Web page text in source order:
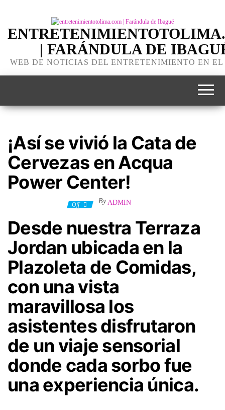
| FARÁNDULA DE
WEB DE NOTICIAS DEL ENTRETENIMIENTO EN
¡Así se vivió la Cata de
Cervezas en Acqua
Power Center!
Off By ADMIN
Desde nuestra Terraza
Jordan ubicada en la
Plazoleta de Comidas,
con una vista
maravillosa los
asistentes disfrutaron
de un viaje sensorial
donde cada sorbo fue
una experiencia única.